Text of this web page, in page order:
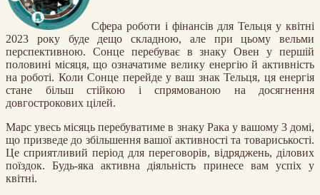
Сфера роботи і фінансів для Тельця у квітні
2023 року буде дещо складною, але при цьому вельми
перспективною. Сонце перебуває в знаку Овен у першій
половині місяця, що означатиме велику енергію й активність
на роботі. Коли Сонце перейде у ваш знак Тельця, ця енергія
стане більш стійкою і спрямованою на досягнення
довгострокових цілей.
Марс увесь місяць перебуватиме в знаку Рака у вашому 3 домі,
що призведе до збільшення вашої активності та товариськості.
Це сприятливий період для переговорів, відряджень, ділових
поїздок. Будь-яка активна діяльність принесе вам успіх у
квітні.